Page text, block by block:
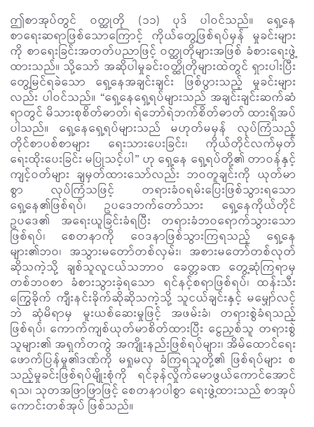
ဤစာအုပ်တွင် ဝတ္ထုတို (၁၁) ပုဒ် ပါဝင်သည်။ ရှေ့နေ
စာရေးဆရာဖြစ်သောကြောင့် ကိုယ်တွေ့ဖြစ်ရပ်မှန် မှုခင်းများ
ကို စာရေးခြင်းအတတ်ပညာဖြင့် ဝတ္ထုတိုများအဖြစ် ခံစားရေးဖွဲ့
ထားသည်။ သို့သော် အဆိုပါမှုခင်းဝတ္ထိုတိုများထဲတွင် ရှားပါးပြီး
တွေ့မြင်ရခဲသော ရှေ့နေအချင်းချင်း ဖြစ်ပွားသည့် မှုခင်းများ
လည်း ပါဝင်သည်။ “ရှေ့နေရှေ့ရပ်များသည် အချင်းချင်းဆက်ဆံ
ရာတွင် မိသားစုစိတ်ဓာတ်၊ ရဲဘော်ရဲဘက်စိတ်ဓာတ် ထားရှိအပ်
ပါသည်။ ရှေ့နေရှေ့ရပ်များသည် မဟုတ်မမှန် လုပ်ကြံသည့်
တိုင်စာပစ်စာများ ရေးသားပေးခြင်း၊ ကိုယ်တိုင်လက်မှတ်
ရေးထိုးပေးခြင်း မပြုသင့်ပါ” ဟု ရှေ့နေ ရှေ့ရပ်တို့၏ တာဝန်နှင့်
ကျင့်ဝတ်များ ချမှတ်ထားသော်လည်း ဘဝတူချင်းကို ယုတ်မာ
စွာ လုပ်ကြံသဖြင့် တရားခံဝရမ်းပြေးဖြစ်သွားရသော
ရှေ့နေ၏ဖြစ်ရပ်၊ ဥပဒေဘက်တော်သား ရှေ့နေကိုယ်တိုင်
ဥပဒေ၏ အရေးယူခြင်းခံရပြီး တရားခံဘဝရောက်သွားသော
ဖြစ်ရပ်၊ စေတနာကို ဝေဒနာဖြစ်သွားကြရသည့် ရှေ့နေ
များ၏ဘဝ၊ အသွားမတော်တစ်လှမ်း၊ အစားမတော်တစ်လုတ်
ဆိုသကဲ့သို့ ချစ်သူလူငယ်သဘာဝ ခေတ္တခဏ တွေ့ဆုံကြရာမှ
တစ်ဘဝစာ ခံစားသွားခဲ့ရသော ရင်နင့်စရာဖြစ်ရပ်၊ ထန်းသီး
ကြွေခိုက် ကျီးနင်းခိုက်ဆိုဆိုသကဲ့သို့ သူငယ်ချင်းနှင့် မမျှော်လင့်
ဘဲ ဆုံမိရာမှ မူးယစ်ဆေးမှုဖြင့် အဖမ်းခံ၊ တရားစွဲခံရသည့်
ဖြစ်ရပ်၊ ကောက်ကျစ်ယုတ်မာစိတ်ထားပြီး ငွေညှစ်သူ တရားစွဲ
သူများ၏ အရှက်တကွဲ အကျိုးနည်းဖြစ်ရပ်များ၊ အိမ်ထောင်ရေး
ဖောက်ပြန်မှု၏ဒဏ်ကို မရှုမလှ ခံကြရသူတို့၏ ဖြစ်ရပ်များ စ
သည့်မှုခင်းဖြစ်ရပ်မျိုးစုံကို ရင်ခုန်လှိုက်မောဖွယ်ကောင်အောင်
ရသ၊ သုတအဖြာဖြာဖြင့် စေတနာပါစွာ ရေးဖွဲ့ထားသည် စာအုပ်
ကောင်းတစ်အုပ် ဖြစ်သည်။